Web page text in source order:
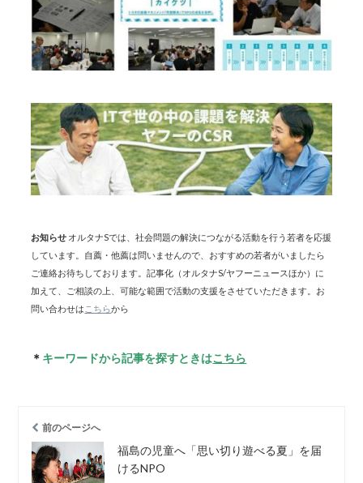
お知らせ オルタナSでは、社会問題の解決につながる活動を行う若者を応援
しています。自薦・他薦は問いませんので、おすすめの若者がいましたら
ご連絡お待ちしております。記事化（オルタナS/ヤフーニュースほか）に
加えて、ご相談の上、可能な範囲で活動の支援をさせていただきます。お
問い合わせは こちらから
＊ キーワードから記事を探すときはこちら
前のページへ
福島の児童へ「思い切り遊べる夏」を届
けるNPO